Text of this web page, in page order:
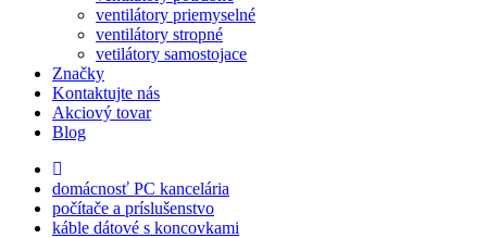
ventilátory priemyselné
ventilátory stropné
vetilátory samostojace
Značky
Kontaktujte nás
Akciový tovar
Blog
domácnosť PC kancelária
počítače a príslušenstvo
káble dátové s koncovkami